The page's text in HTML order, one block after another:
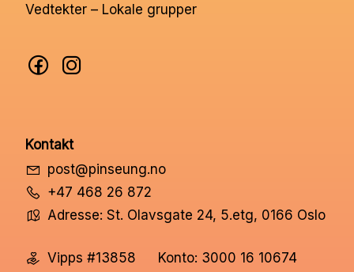
Vedtekter – Lokale grupper
Kontakt
post@pinseung.no
+47 468 26 872
Adresse: St. Olavsgate 24, 5.etg, 0166 Oslo
Vipps #13858
Konto: 3000 16 10674